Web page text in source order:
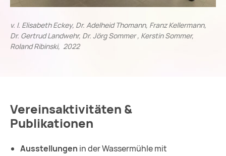
v. l. Elisabeth Eckey, Dr. Adelheid Thomann, Franz Kellermann,
Dr. Gertrud Landwehr, Dr. Jörg Sommer , Kerstin Sommer,
Roland Ribinski, 2022
Vereinsaktivitäten &
Publikationen
Ausstellungen in der Wassermühle mit